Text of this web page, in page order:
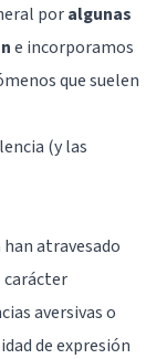
poralgunas
e incorporamos
que suelen
(y las
atravesado
aversivas o
de expresión